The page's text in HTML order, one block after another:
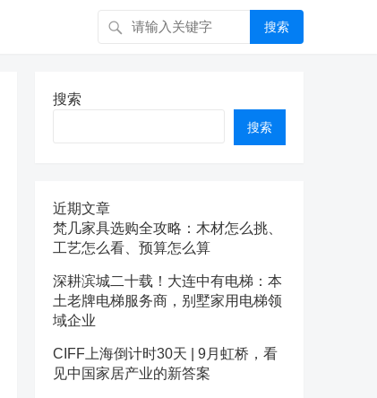
搜索
搜索
搜索
近期文章
梵几家具选购全攻略：木材怎么挑、
工艺怎么看、预算怎么算
深耕滨城二十载！大连中有电梯：本
土老牌电梯服务商，别墅家用电梯领
域企业
CIFF上海倒计时30天 | 9月虹桥，看
见中国家居产业的新答案